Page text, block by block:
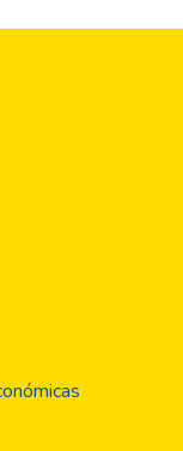
los sentidos:
los seres
de vida.
una serie de
a todos los
que la salud
la humanidad y
sea posible